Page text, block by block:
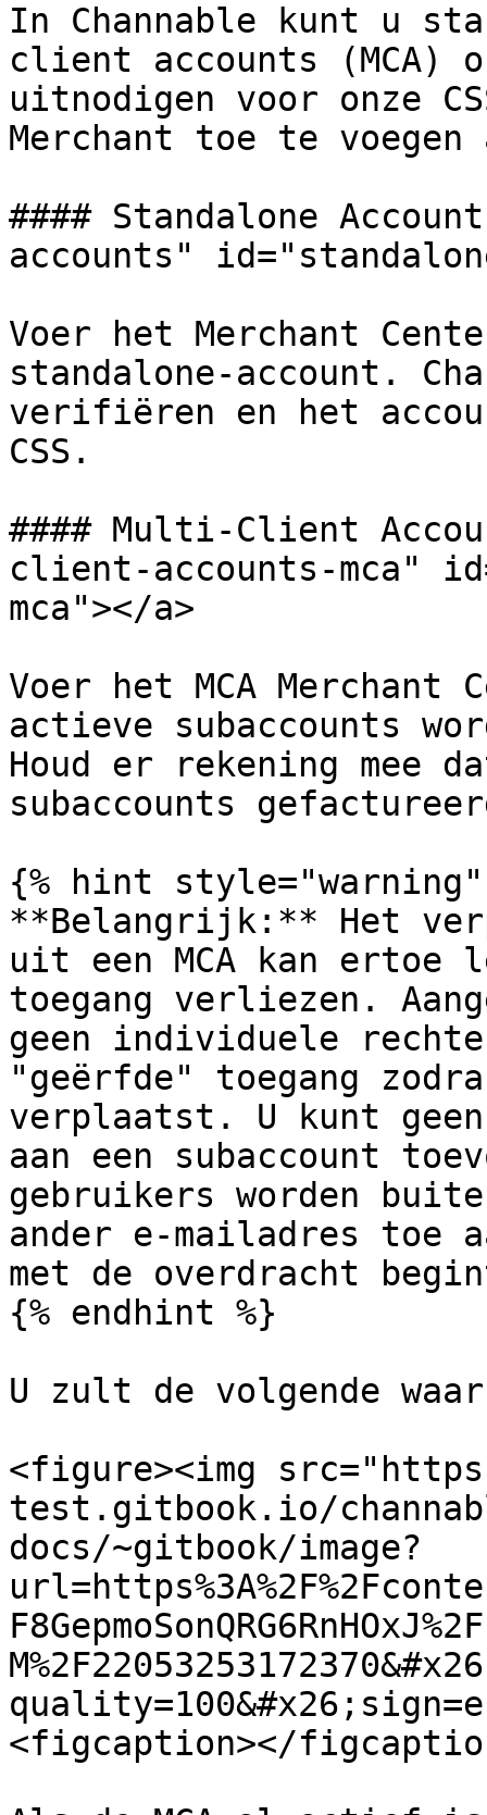
In Channable kunt u
client accounts (MCA)
uitnodigen voor onze
Merchant toe te voegen
#### Standalone
accounts"
Voer het Merchant
standalone-account.
verifiëren en het
CSS.
#### Multi-Client
client-accounts-mca"
mca"></a>
Voer het MCA
actieve subaccounts
Houd er rekening mee
subaccounts
{% hint style="warning"
**Belangrijk:** Het
uit een MCA kan ertoe
toegang verliezen.
geen individuele
"geërfde" toegang
verplaatst. U kunt
aan een subaccount
gebruikers worden
ander e-mailadres toe
met de overdracht
{% endhint %}
U zult de volgende
<figure><img
test.gitbook.io/
docs/~gitbook/image?
<figcaption></